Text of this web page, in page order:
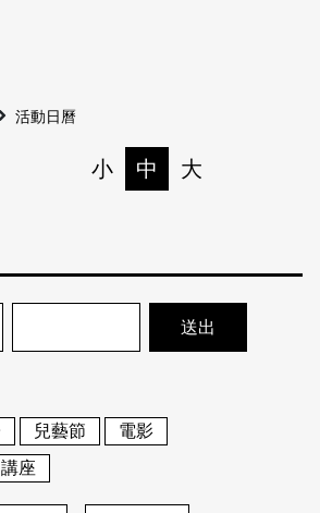
English
登入/註冊
活動日曆
小 中 大
兒藝節
電影
講座